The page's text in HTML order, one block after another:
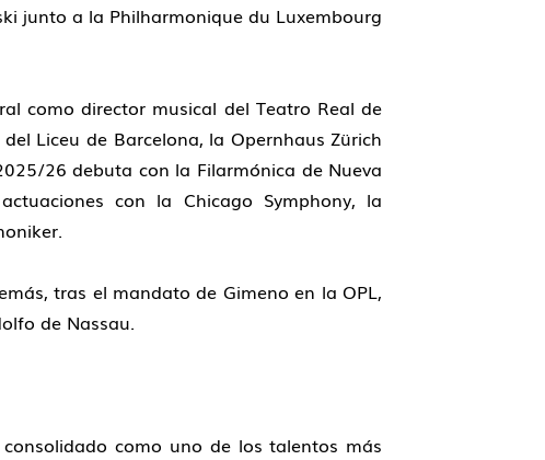
junto a la Philharmonique du Luxembourg
como director musical del Teatro Real de
Liceu de Barcelona, la Opernhaus Zürich
26 debuta con la Filarmónica de Nueva
con la Chicago Symphony, la
tras el mandato de Gimeno en la OPL,
de Nassau.
como uno de los talentos más